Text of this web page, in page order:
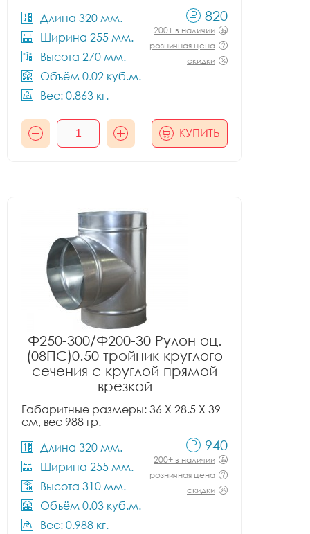
Длина 320 мм.
Ширина 255 мм.
Высота 270 мм.
Объём 0.02 куб.м.
Вес: 0.863 кг.
820
200+ в наличии
розничная цена
скидки
КУПИТЬ
Ф250-300/Ф200-30 Рулон оц.
(08ПС)0.50 тройник круглого
сечения с круглой прямой
врезкой
Габаритные размеры: 36 X 28.5 X 39
см, вес 988 гр.
Длина 320 мм.
Ширина 255 мм.
Высота 310 мм.
Объём 0.03 куб.м.
Вес: 0.988 кг.
940
200+ в наличии
розничная цена
скидки